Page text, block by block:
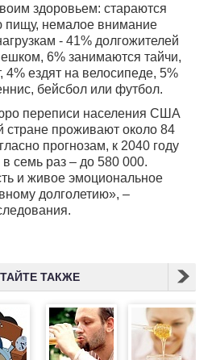
здоровьем: стараются
пищу, немалое внимание
- 41% долгожителей
6% занимаются тайчи,
4% ездят на велосипеде, 5%
бейсбол или футбол.
переписи населения США
стране проживают около 84
прогнозам, к 2040 году
семь раз – до 580 000.
и живое эмоциональное
долголетию», –
ТАКЖЕ